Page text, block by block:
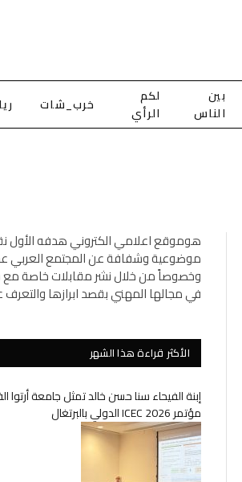
بين
الناس
لكم
الرأي
خرب_شات
هوموقع اعلامي الكتروني هدفه الأول
موضوعية وشفافة عن المجتمع العربي
وخصوصاً من خلال نشر مقابلات خاصة مع
في مجالها المهني بقصد ابرازها والتعرف
الأكثر قراءة هذا الشهر
إبنة الفيحاء سنا حسن خالد تمثل جامعة أرتوا
مؤتمر ICEC 2026 الدولي بالبرتغال